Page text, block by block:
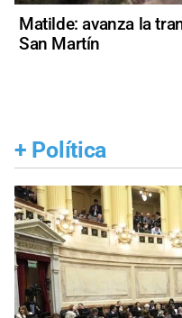
Matilde: avanza la
San Martín
+ Política